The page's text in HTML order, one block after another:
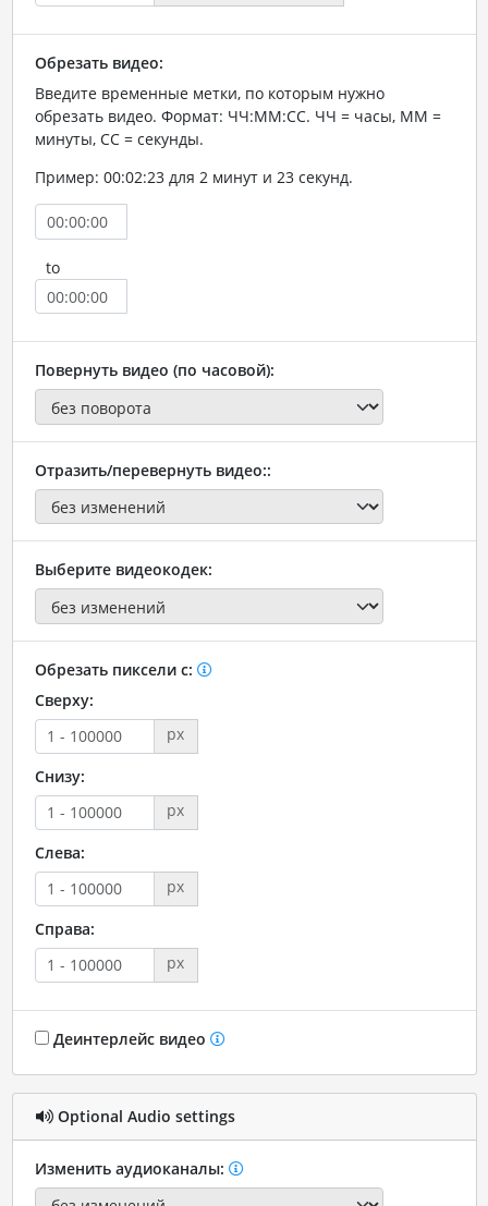
Обрезать видео:
Введите временные метки, по которым нужно
обрезать видео. Формат: ЧЧ:ММ:СС. ЧЧ = часы, ММ =
минуты, СС = секунды.
Пример: 00:02:23 для 2 минут и 23 секунд.
to
Повернуть видео (по часовой):
Отразить/перевернуть видео::
Выберите видеокодек:
Обрезать пиксели с:
Сверху:
px
Снизу:
px
Слева:
px
Справа:
px
Деинтерлейс видео
Optional Audio settings
Изменить аудиоканалы: